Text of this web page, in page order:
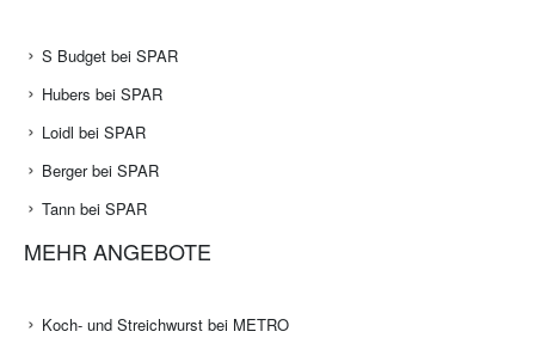
S Budget bei SPAR
Hubers bei SPAR
Loidl bei SPAR
Berger bei SPAR
Tann bei SPAR
MEHR ANGEBOTE
Koch- und Streichwurst bei METRO